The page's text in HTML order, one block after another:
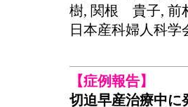
樹, 関根 貴子,
日本産科婦人科学
【症例報告】
切迫早産治療中に